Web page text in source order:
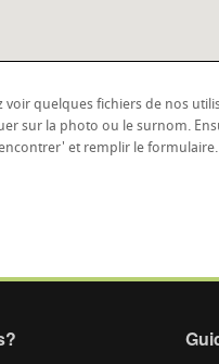
voir quelques fichiers de nos
sur la photo ou le surnom.
et remplir le formulaire.